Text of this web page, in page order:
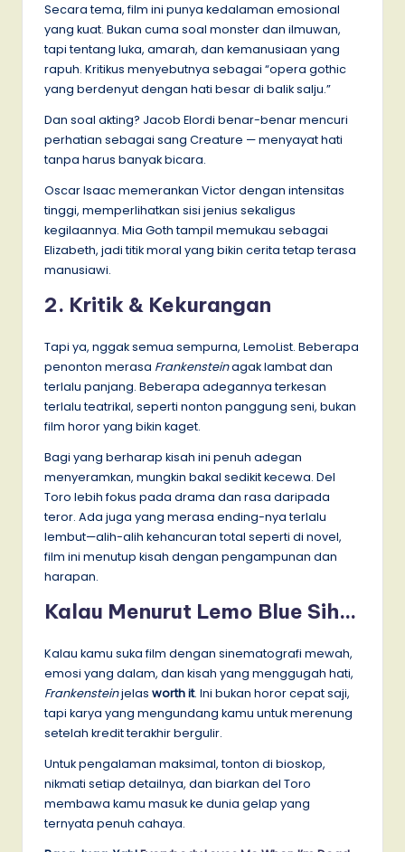
Secara tema, film ini punya kedalaman emosional
yang kuat. Bukan cuma soal monster dan ilmuwan,
tapi tentang luka, amarah, dan kemanusiaan yang
rapuh. Kritikus menyebutnya sebagai “opera gothic
yang berdenyut dengan hati besar di balik salju.”
Dan soal akting? Jacob Elordi benar-benar mencuri
perhatian sebagai sang Creature — menyayat hati
tanpa harus banyak bicara.
Oscar Isaac memerankan Victor dengan intensitas
tinggi, memperlihatkan sisi jenius sekaligus
kegilaannya. Mia Goth tampil memukau sebagai
Elizabeth, jadi titik moral yang bikin cerita tetap terasa
manusiawi.
2. Kritik & Kekurangan
Tapi ya, nggak semua sempurna, LemoList. Beberapa
penonton merasa Frankensteinagak lambat dan
terlalu panjang. Beberapa adegannya terkesan
terlalu teatrikal, seperti nonton panggung seni, bukan
film horor yang bikin kaget.
Bagi yang berharap kisah ini penuh adegan
menyeramkan, mungkin bakal sedikit kecewa. Del
Toro lebih fokus pada drama dan rasa daripada
teror. Ada juga yang merasa ending-nya terlalu
lembut—alih-alih kehancuran total seperti di novel,
film ini menutup kisah dengan pengampunan dan
harapan.
Kalau Menurut Lemo Blue Sih…
Kalau kamu suka film dengan sinematografi mewah,
emosi yang dalam, dan kisah yang menggugah hati,
Frankensteinjelas worth it. Ini bukan horor cepat saji,
tapi karya yang mengundang kamu untuk merenung
setelah kredit terakhir bergulir.
Untuk pengalaman maksimal, tonton di bioskop,
nikmati setiap detailnya, dan biarkan del Toro
membawa kamu masuk ke dunia gelap yang
ternyata penuh cahaya.